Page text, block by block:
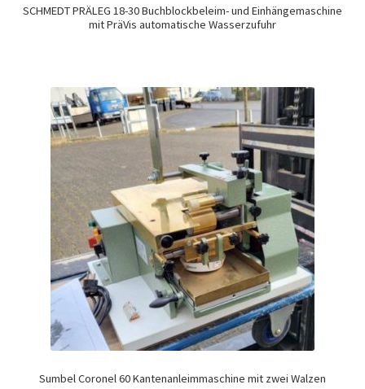
SCHMEDT PRÄLEG 18-30 Buchblockbeleim- und Einhängemaschine
mit PräVis automatische Wasserzufuhr
Sumbel Coronel 60 Kantenanleimmaschine mit zwei Walzen